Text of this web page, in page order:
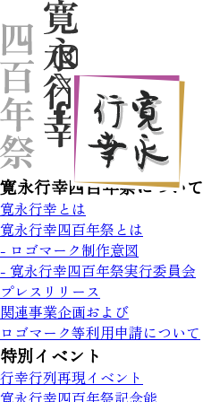
寛永行幸四百年祭について
寛永行幸とは
寛永行幸四百年祭とは
- ロゴマーク制作意図
- 寛永行幸四百年祭実行委員会
プレスリリース
関連事業企画および
ロゴマーク等利用申請について
特別イベント
行幸行列再現イベント